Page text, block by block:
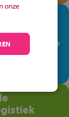
op je
talent
elke dag
onze